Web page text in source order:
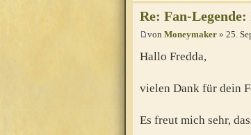
Re: Fan-
von Moneymaker » 25.
Hallo Fredda,
vielen Dank für dein
Es freut mich sehr,